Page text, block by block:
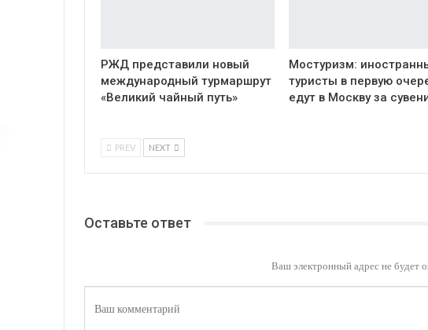
РЖД представили новый
международный турмаршрут
«Великий чайный путь»
Мостуризм:
туристы в первую
едут в Москву за
PREV NEXT
Оставьте ответ
Ваш электронный адрес не будет